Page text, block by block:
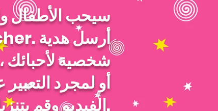
سيحب الأطفال
شخصية
أو لمجرد
الفيديو وقم بتنزيل التعليمات القابلة للطباعة.